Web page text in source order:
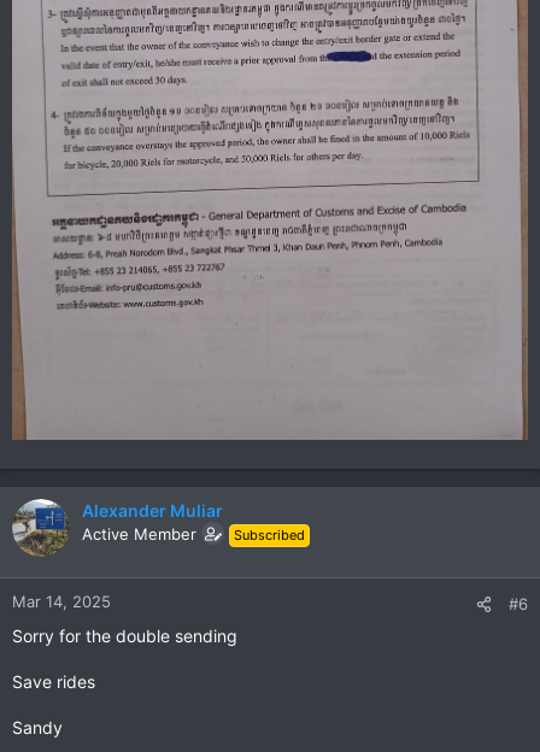
Alexander Muliar
Active Member Subscribed
Mar 14, 2025 #6
Sorry for the double sending
Save rides
Sandy